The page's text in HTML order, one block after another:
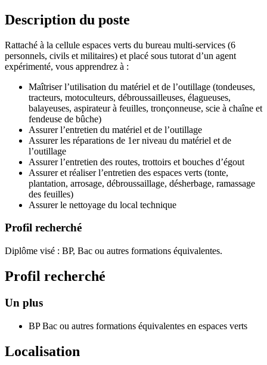
Description du poste
Rattaché à la cellule espaces verts du bureau multi-services (6
personnels, civils et militaires) et placé sous tutorat d’un agent
expérimenté, vous apprendrez à :
Maîtriser l’utilisation du matériel et de l’outillage (tondeuses,
tracteurs, motoculteurs, débroussailleuses, élagueuses,
balayeuses, aspirateur à feuilles, tronçonneuse, scie à chaîne et
fendeuse de bûche)
Assurer l’entretien du matériel et de l’outillage
Assurer les réparations de 1er niveau du matériel et de
l’outillage
Assurer l’entretien des routes, trottoirs et bouches d’égout
Assurer et réaliser l’entretien des espaces verts (tonte,
plantation, arrosage, débroussaillage, désherbage, ramassage
des feuilles)
Assurer le nettoyage du local technique
Profil recherché
Diplôme visé : BP, Bac ou autres formations équivalentes.
Profil recherché
Un plus
BP Bac ou autres formations équivalentes en espaces verts
Localisation